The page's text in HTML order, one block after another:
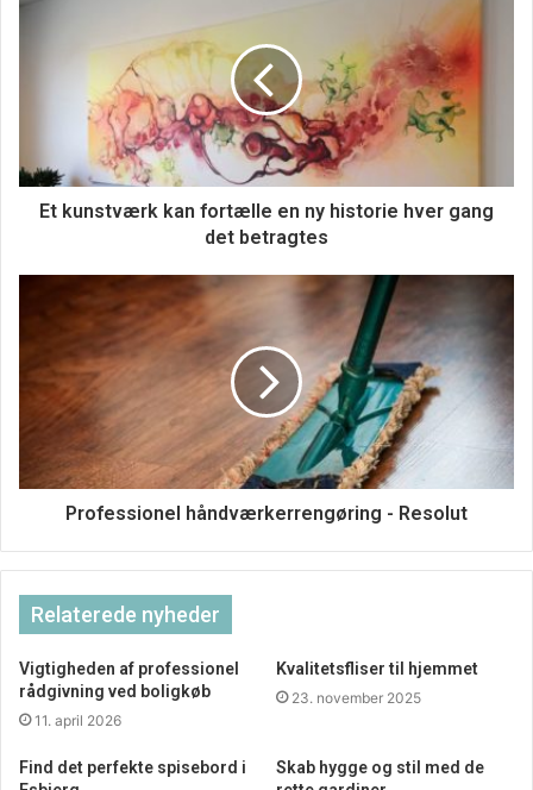
Køb en billig blækpatron
Derudover er der også rigtig gode muligheder for at finde
nogle billige blækpatroner til printeren.
Et kunstværk kan fortælle en ny historie hver gang
det betragtes
Professionel håndværkerrengøring - Resolut
Relaterede nyheder
Vigtigheden af professionel
rådgivning ved boligkøb
11. april 2026
Kvalitetsfliser til hjemmet
23. november 2025
Find det perfekte spisebord i
Skab hygge og stil med de